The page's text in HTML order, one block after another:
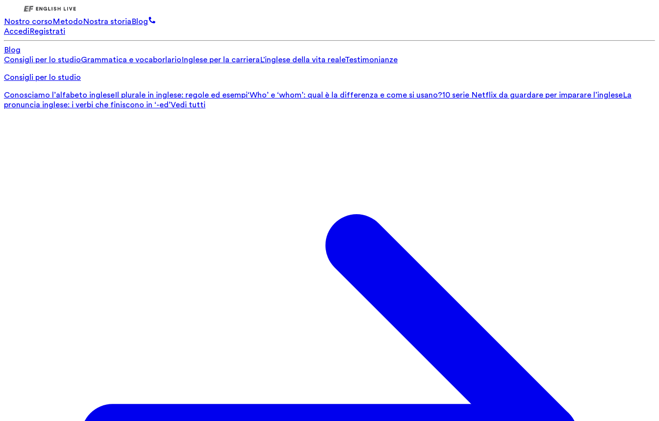
Nostro corsoMetodoNostra storiaBlog
AccediRegistrati
Blog
Consigli per lo studioGrammatica e vocaborlarioInglese per la carrieraL'inglese della vita realeTestimonianze
Consigli per lo studio
Conosciamo l’alfabeto ingleseIl plurale in inglese: regole ed esempi‘Who’ e ‘whom’: qual è la differenza e come si usano?10 serie Netflix da guardare per imparare l’ingleseLa
pronuncia inglese: i verbi che finiscono in ‘-ed’Vedi tutti